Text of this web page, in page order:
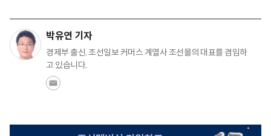
박유연 기자
경제부 출신. 조선일보 커머스 계열사 조선몰의 대표를 겸임하
고 있습니다.